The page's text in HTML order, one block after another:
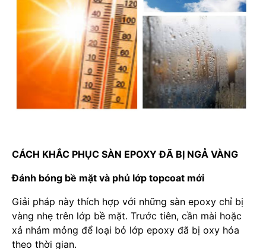
CÁCH KHẮC PHỤC SÀN EPOXY ĐÃ BỊ NGẢ VÀNG
Đánh bóng bề mặt và phủ lớp topcoat mới
Giải pháp này thích hợp với những sàn epoxy chỉ bị
vàng nhẹ trên lớp bề mặt. Trước tiên, cần mài hoặc
xả nhám mỏng để loại bỏ lớp epoxy đã bị oxy hóa
theo thời gian.